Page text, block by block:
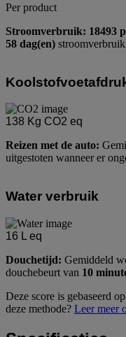
Per product
Stroomverbruik: 18493
58 dag(en)
138 Kg CO2 eq
Reizen met de auto:
uitgestoten wanneer er
Water verbruik
16 L eq
Douchetijd: Gemiddeld
douchebeurt van 10
Deze score is gebaseerd
deze methode? Leer meer